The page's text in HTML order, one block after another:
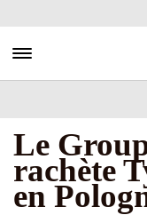
au
principal
Toggle navigation
Le
rachète
en